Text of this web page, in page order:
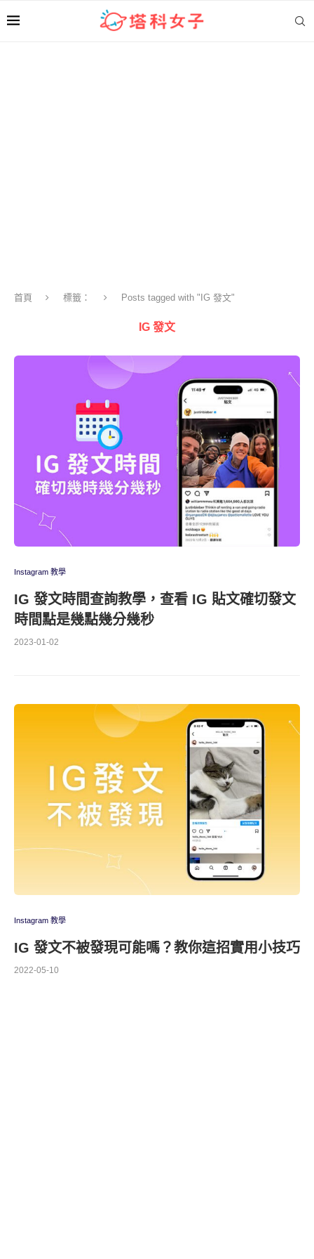
首頁 標籤： Posts tagged with "IG 發文"
IG 發文
Instagram 教學
IG 發文時間查詢教學，查看 IG 貼文確切發文
時間點是幾點幾分幾秒
2023-01-02
Instagram 教學
IG 發文不被發現可能嗎？教你這招實用小技巧
2022-05-10